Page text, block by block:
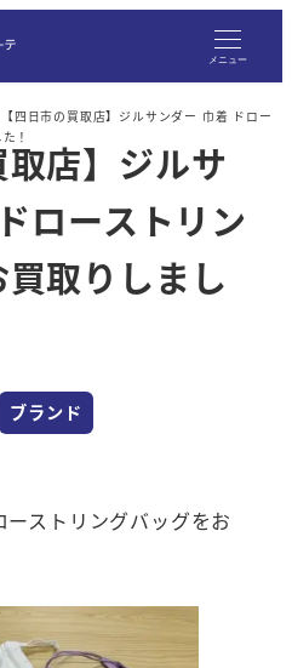
メニュー
【四日市の買取店】ジルサンダー 巾着 ドロー
！
取店】ジルサ
ローストリン
取りしまし
カテゴリー
ブランド
ストリングバッグをお